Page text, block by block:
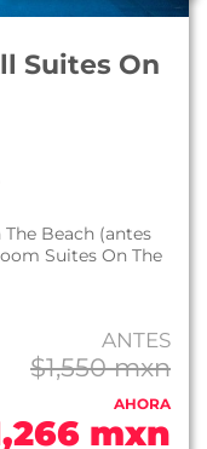
Suites On
Beach (antes
Suites On The
ANTES
$1,550 mxn
AHORA
mxn